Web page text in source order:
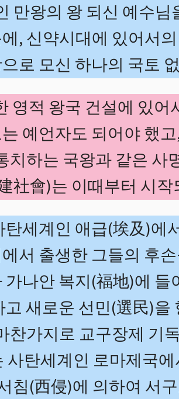
만왕의 왕 되신 예수
, 신약시대에 있어서
로 모신 하나의 국토
영적 왕국 건설에 있어
예언자도 되어야 했
치하는 국왕과 같은 사
社會)는 이때부터 시작
세계인 애급(埃及)에
서 출생한 그들의 후
나안 복지(福地)에 들
새로운 선민(選民)
찬가지로 교구장제 기
탄세계인 로마제국
침(西侵)에 의하여 서